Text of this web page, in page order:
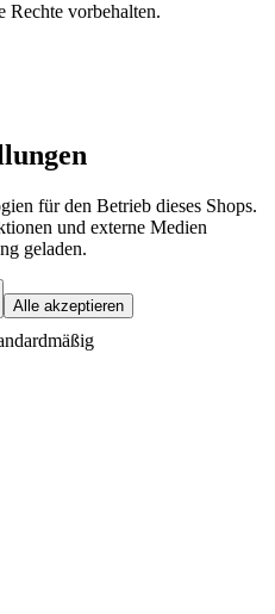
Rechte vorbehalten.
für den Betrieb dieses Shops.
und externe Medien
geladen.
Alle akzeptieren